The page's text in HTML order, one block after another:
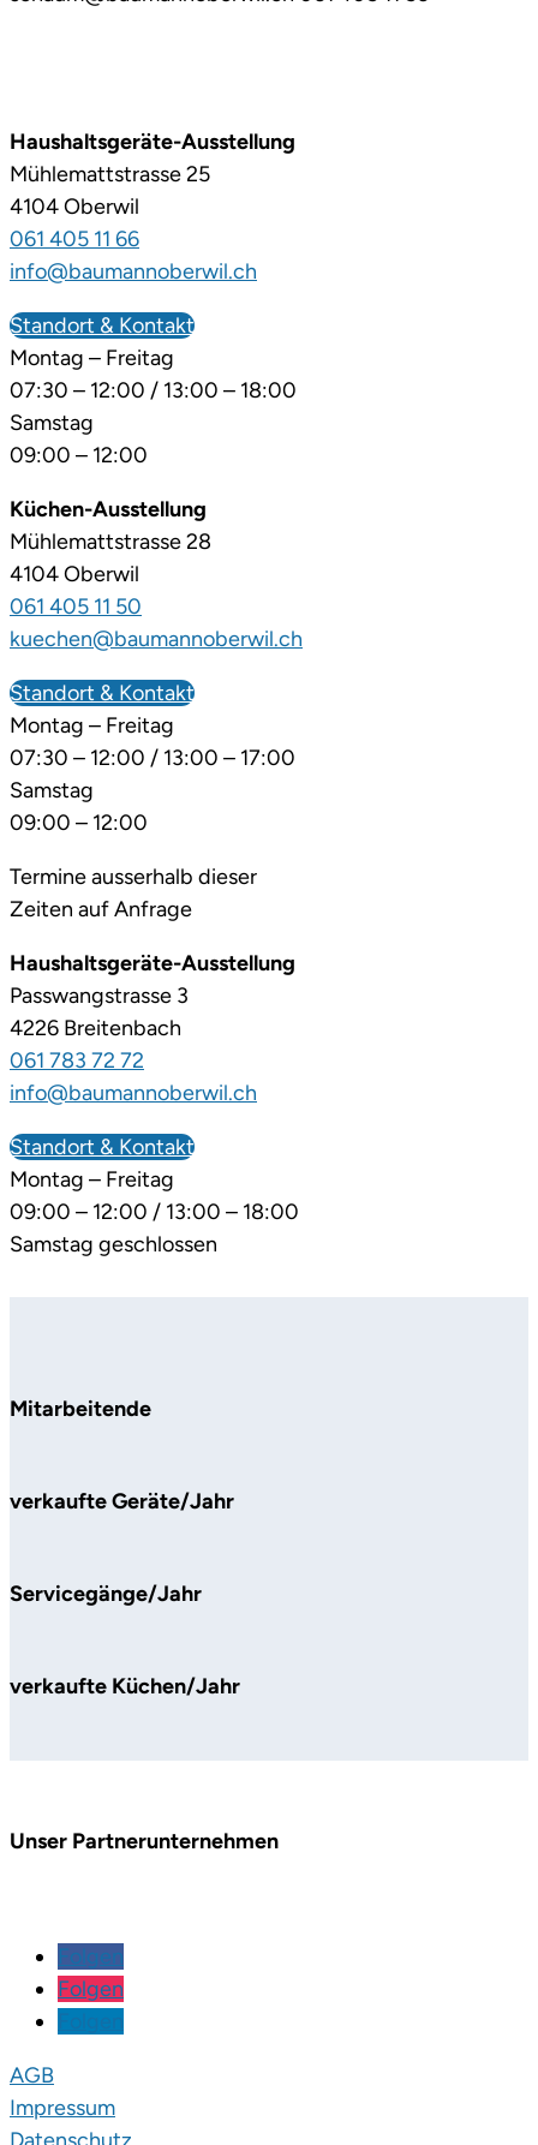
Haushaltsgeräte-Ausstellung
Mühlemattstrasse 25
4104 Oberwil
061 405 11 66
info@baumannoberwil.ch
Standort & Kontakt
Montag – Freitag
07:30 – 12:00 / 13:00 – 18:00
Samstag
09:00 – 12:00
Küchen-Ausstellung
Mühlemattstrasse 28
4104 Oberwil
061 405 11 50
kuechen@baumannoberwil.ch
Standort & Kontakt
Montag – Freitag
07:30 – 12:00 / 13:00 – 17:00
Samstag
09:00 – 12:00
Termine ausserhalb dieser
Zeiten auf Anfrage
Haushaltsgeräte-Ausstellung
Passwangstrasse 3
4226 Breitenbach
061 783 72 72
info@baumannoberwil.ch
Standort & Kontakt
Montag – Freitag
09:00 – 12:00 / 13:00 – 18:00
Samstag geschlossen
Mitarbeitende
verkaufte Geräte/Jahr
Servicegänge/Jahr
verkaufte Küchen/Jahr
Unser Partnerunternehmen
Folgen
Folgen
AGB
Impressum